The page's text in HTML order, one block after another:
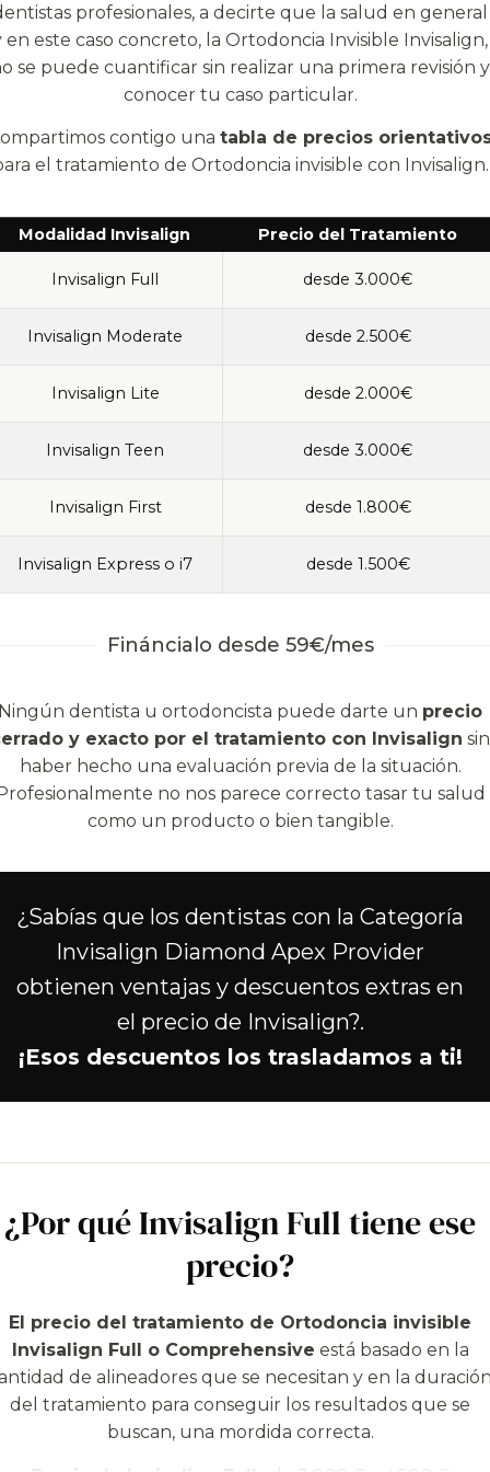
¿Cuáles son los resultados con Invisalign?, una
mordida perfecta, fuerte y una sonrisa de lo más bonita
que lo vuelvas a hacer con seguridad y naturalidad.
Soy la Dra. Ana Müller, tuInvisalign Diamond Apex
en Valenciay te atenderé personalmente para
antes de tomar una decisión.
invisaligny déjate sorprender por un tratamiento
profesionales, a decirte que la salud en general
en este caso concreto, la Ortodoncia Invisible Invisalign,
se puede cuantificar sin realizar una primera revisión y
conocer tu caso particular.
contigo una tabla de precios
el tratamiento de Ortodoncia invisible con Invisalign.
Modalidad Invisalign Precio del Tratamiento
Invisalign Full desde 3.000€
Invisalign Moderate desde 2.500€
Invisalign Lite desde 2.000€
Invisalign Teen desde 3.000€
Invisalign First desde 1.800€
Invisalign Express o i7 desde 1.500€
Fináncialo desde 59€/mes
dentista u ortodoncista puede darte un precio
y exacto por el tratamiento con Invisalign sin
haber hecho una evaluación previa de la situación.
no nos parece correcto tasar tu salud
como un producto o bien tangible.
¿Sabías que los dentistas con la Categoría
Invisalign Diamond Apex Provider
obtienen ventajas y descuentos extras en
el precio de Invisalign?.
¡Esos descuentos los trasladamos a ti!
¿Por qué Invisalign Full tiene ese
precio?
El precio del tratamiento de Ortodoncia invisible
Invisalign Full o Comprehensive está basado en la
de alineadores que se necesitan y en la duración
del tratamiento para conseguir los resultados que se
buscan, una mordida correcta.